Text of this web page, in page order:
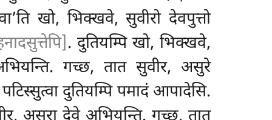
खो, भिक्खवे, सुवीरो देवपुत्तो
. दुतियम्पि खो, भिक्खवे,
गच्छ, तात सुवीर, असुरे
दुतियम्पि पमादं आपादेसि.